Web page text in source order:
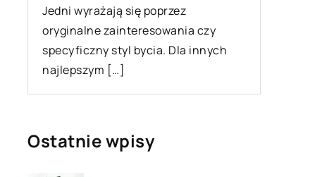
Jedni wyrażają się poprzez
oryginalne zainteresowania czy
specyficzny styl bycia. Dla innych
najlepszym […]
Ostatnie wpisy